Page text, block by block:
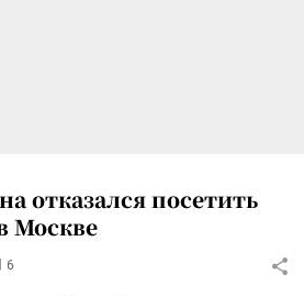
отказался посетить
Москве
6